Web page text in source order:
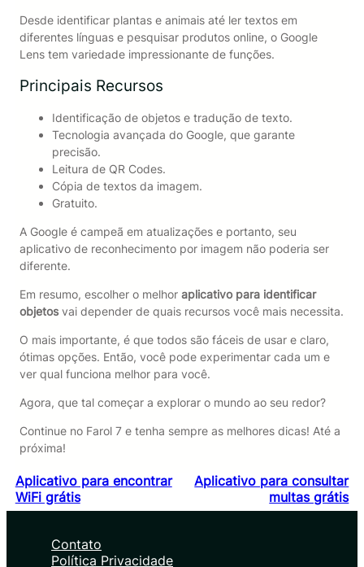
Desde identificar plantas e animais até ler textos em
diferentes línguas e pesquisar produtos online, o Google
Lens tem variedade impressionante de funções.
Principais Recursos
Identificação de objetos e tradução de texto.
Tecnologia avançada do Google, que garante
precisão.
Leitura de QR Codes.
Cópia de textos da imagem.
Gratuito.
A Google é campeã em atualizações e portanto, seu
aplicativo de reconhecimento por imagem não poderia ser
diferente.
Em resumo, escolher o melhor aplicativo para identificar
objetosvai depender de quais recursos você mais necessita.
O mais importante, é que todos são fáceis de usar e claro,
ótimas opções. Então, você pode experimentar cada um e
ver qual funciona melhor para você.
Agora, que tal começar a explorar o mundo ao seu redor?
Continue no Farol 7 e tenha sempre as melhores dicas! Até a
próxima!
Aplicativo para encontrar
WiFi grátis
Aplicativo para consultar
multas grátis
Contato
Política Privacidade